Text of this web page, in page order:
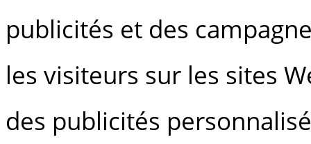
publicités et des
les visiteurs sur les sites
des publicités